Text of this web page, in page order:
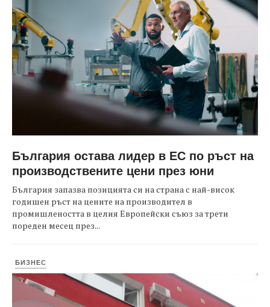
България остава лидер в ЕС по ръст на
производствените цени през юни
България запазва позицията си на страна с най-висок
годишен ръст на цените на производител в
промишлеността в целия Европейски съюз за трети
пореден месец през...
БИЗНЕС